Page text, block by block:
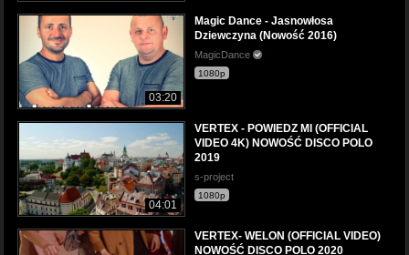
03:20
Magic Dance - Jasnowłosa
Dziewczyna (Nowość 2016)
MagicDance
1080p
04:01
VERTEX - POWIEDZ MI (OFFICIAL
VIDEO 4K) NOWOŚĆ DISCO POLO
2019
s-project
1080p
VERTEX- WELON (OFFICIAL VIDEO)
NOWOŚĆ DISCO POLO 2020